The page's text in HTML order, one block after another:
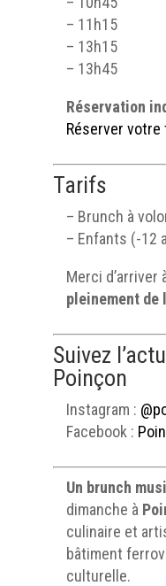
– 11h15
– 13h15
– 13h45
Réservation
Réserver votre
Tarifs
– Brunch à
– Enfants (-12
Merci d’arriver
pleinement de
Suivez
Poinçon
Instagram :
Facebook :
Un brunch
dimanche à
culinaire et
bâtiment
culturelle.